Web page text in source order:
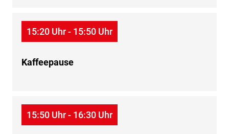
15:20 Uhr - 15:50 Uhr
Kaffeepause
15:50 Uhr - 16:30 Uhr